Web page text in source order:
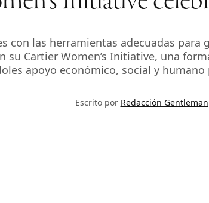
con las herramientas adecuadas
su Cartier Women’s Initiative, una
apoyo económico, social y
Escrito por Redacción Gentleman